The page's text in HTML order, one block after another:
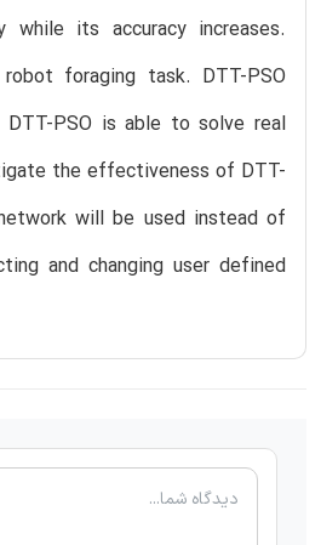
its accuracy increases.
foraging task. DTT-PSO
PSO is able to solve real
the effectiveness of DTT-
will be used instead of
and changing user defined